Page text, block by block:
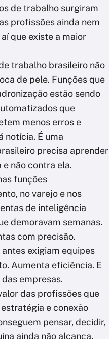
de trabalho surgiram
profissões ainda nem
que existe a maior
trabalho brasileiro não
de pele. Funções que
estão sendo
que
menos erros e
notícia. É uma
precisa aprender
não contra ela.
funções
no varejo e nos
de inteligência
demoravam semanas.
com precisão.
exigiam equipes
Aumenta eficiência. E
empresas.
das profissões que
e conexão
pensar, decidir,
ainda não alcança.